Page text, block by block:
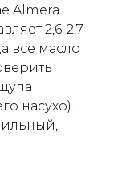
Almera
2,6-2,7
все масло
насухо).